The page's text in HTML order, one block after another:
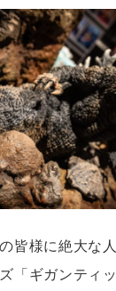
皆様に絶大な
「ギガンティ